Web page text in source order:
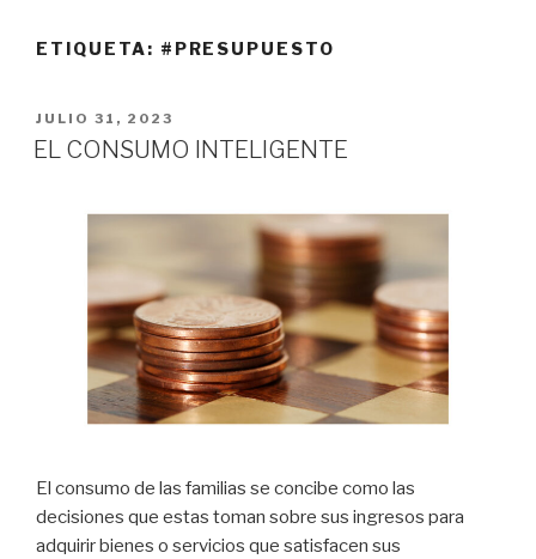
ETIQUETA: #PRESUPUESTO
PUBLICADO
EN
JULIO 31, 2023
EL CONSUMO INTELIGENTE
El consumo de las familias­ se concibe como las
decisiones que estas toman sobre sus ingresos para
adquirir bienes o servicios que satisfacen sus